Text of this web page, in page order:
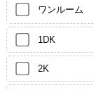
ワンルーム
1DK
2K